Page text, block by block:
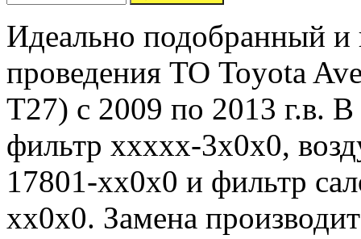
Идеально подобранный и
проведения ТО Toyota
T27) с 2009 по 2013 г.в.
фильтр xxxxx-3x0x0,
17801-xx0x0 и фильтр
xx0x0. Замена